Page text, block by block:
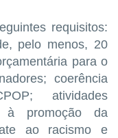
requisitos:
pelo menos, 20
para o
coerência
atividades
à promoção da
ao racismo e